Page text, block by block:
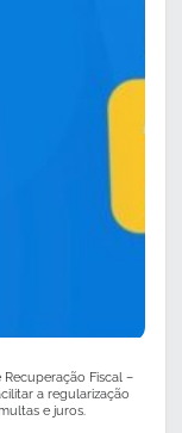
Fiscal –
a regularização
e juros.